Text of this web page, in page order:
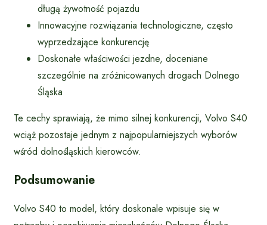
długą żywotność pojazdu
Innowacyjne rozwiązania technologiczne, często
wyprzedzające konkurencję
Doskonałe właściwości jezdne, doceniane
szczególnie na zróżnicowanych drogach Dolnego
Śląska
Te cechy sprawiają, że mimo silnej konkurencji, Volvo S40
wciąż pozostaje jednym z najpopularniejszych wyborów
wśród dolnośląskich kierowców.
Podsumowanie
Volvo S40 to model, który doskonale wpisuje się w